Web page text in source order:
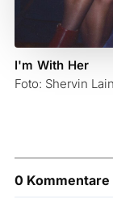
I'm With Her
Foto: Shervin
0 Kommentare